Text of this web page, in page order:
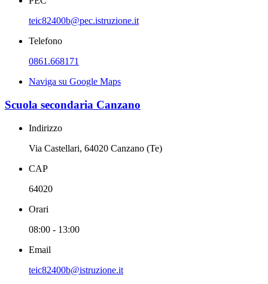
teic82400b@pec.istruzione.it
Telefono
0861.668171
Naviga su Google Maps
Scuola secondaria Canzano
Indirizzo
Via Castellari, 64020 Canzano (Te)
CAP
64020
Orari
08:00 - 13:00
Email
teic82400b@istruzione.it